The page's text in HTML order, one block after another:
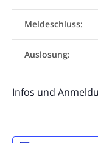
Meldeschluss:
Auslosung:
Infos und